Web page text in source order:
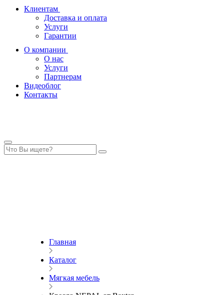
Клиентам
Доставка и оплата
Услуги
Гарантии
О компании
О нас
Услуги
Партнерам
Видеоблог
Контакты
Главная
Каталог
Мягкая мебель